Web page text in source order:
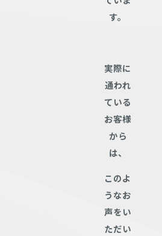
す。
実際に
通われ
ている
お客様
から
は、
このよ
うなお
声をい
ただい